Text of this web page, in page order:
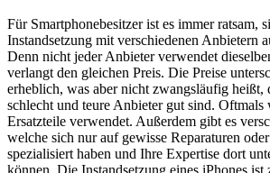
Für Smartphonebesitzer ist es immer ratsam,
Instandsetzung mit verschiedenen Anbietern
Denn nicht jeder Anbieter verwendet
verlangt den gleichen Preis. Die Preise
erheblich, was aber nicht zwangsläufig heißt,
schlecht und teure Anbieter gut sind. Oftmals
Ersatzteile verwendet. Außerdem gibt es
welche sich nur auf gewisse Reparaturen
spezialisiert haben und Ihre Expertise dort
können. Die Instandsetzung eines iPhones ist